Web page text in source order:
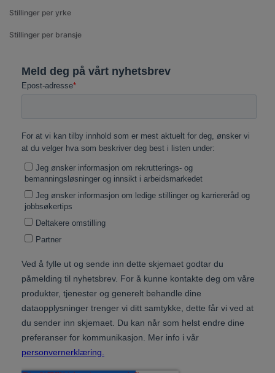
Stillinger per yrke
Stillinger per bransje